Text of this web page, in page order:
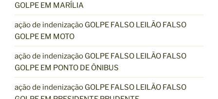
GOLPE EM MARÍLIA
ação de indenização GOLPE FALSO LEILÃO FALSO
GOLPE EM MOTO
ação de indenização GOLPE FALSO LEILÃO FALSO
GOLPE EM PONTO DE ÔNIBUS
ação de indenização GOLPE FALSO LEILÃO FALSO